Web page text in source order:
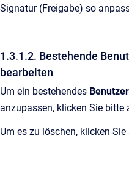
Signatur (Freigabe) so
1.3.1.2. Bestehende
bearbeiten
Um ein bestehendes
anzupassen, klicken Sie bitte
Um es zu löschen, klicken